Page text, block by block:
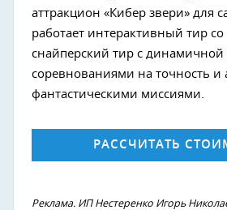
аттракцион «Кибер звери» для
работает интерактивный тир
снайперский тир с динамичной
соревнованиями на точность и
фантастическими миссиями.
РАССЧИТАТЬ
Реклама. ИП Нестеренко Игорь